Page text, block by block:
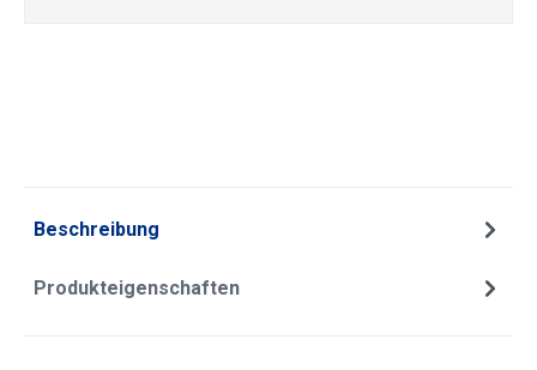
Beschreibung
Produkteigenschaften